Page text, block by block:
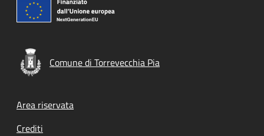
Comune di Torrevecchia Pia
Footer menu
Area riservata
Crediti